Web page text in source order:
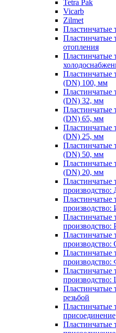
Tetra Pak
Vicarb
Zilmet
Пластинчатые
Пластинчатые
отопления
Пластинчатые
Пластинчатые
(DN) 100, мм
Пластинчатые
(DN) 32, мм
Пластинчатые
(DN) 65, мм
Пластинчатые
(DN) 25, мм
Пластинчатые
(DN) 50, мм
Пластинчатые
(DN) 20, мм
Пластинчатые
производство:
Пластинчатые
производство:
Пластинчатые
производство:
Пластинчатые
производство:
Пластинчатые
Пластинчатые
Пластинчатые
резьбой
Пластинчатые
присоединение
Пластинчатые